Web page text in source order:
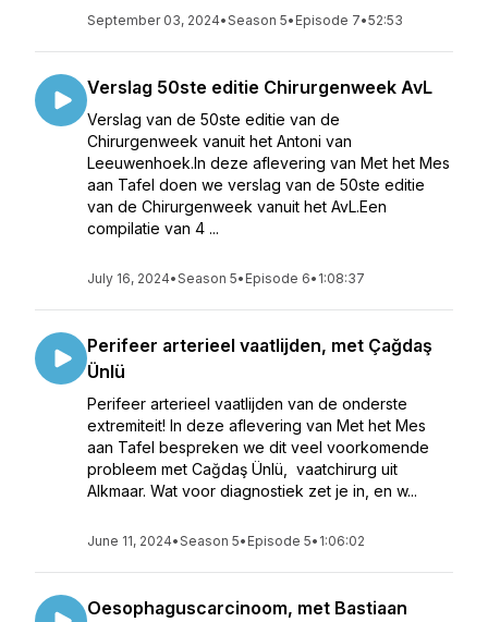
September 03, 2024•Season 5• Episode 7•52:53
Verslag 50ste editie Chirurgenweek AvL
Verslag van de 50ste editie van de
Chirurgenweek vanuit het Antoni van
Leeuwenhoek.In deze aflevering van Met het Mes
aan Tafel doen we verslag van de 50ste editie
van de Chirurgenweek vanuit het AvL.Een
compilatie van 4 ...
July 16, 2024•Season 5• Episode 6• 1:08:37
Perifeer arterieel vaatlijden, met Çağdaş
Ünlü
Perifeer arterieel vaatlijden van de onderste
extremiteit! In deze aflevering van Met het Mes
aan Tafel bespreken we dit veel voorkomende
probleem met Cağdaş Ünlü, vaatchirurg uit
Alkmaar. Wat voor diagnostiek zet je in, en w...
June 11, 2024•Season 5• Episode 5• 1:06:02
Oesophaguscarcinoom, met Bastiaan